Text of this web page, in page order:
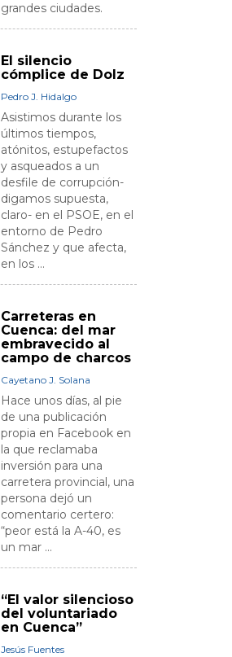
grandes ciudades.
El silencio
cómplice de Dolz
Pedro J. Hidalgo
Asistimos durante los
últimos tiempos,
atónitos, estupefactos
y asqueados a un
desfile de corrupción-
digamos supuesta,
claro- en el PSOE, en el
entorno de Pedro
Sánchez y que afecta,
en los ...
Carreteras en
Cuenca: del mar
embravecido al
campo de charcos
Cayetano J. Solana
Hace unos días, al pie
de una publicación
propia en Facebook en
la que reclamaba
inversión para una
carretera provincial, una
persona dejó un
comentario certero:
“peor está la A-40, es
un mar ...
“El valor silencioso
del voluntariado
en Cuenca”
Jesús Fuentes